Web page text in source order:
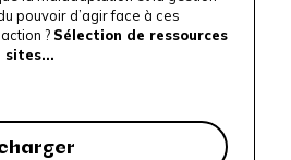
pouvoir d’agir face à ces
? Sélection de ressources
sites...